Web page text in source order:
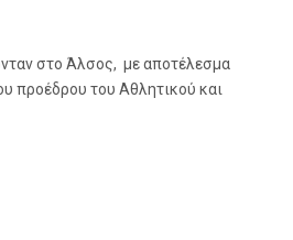
στο Άλσος, με αποτέλεσμα
προέδρου του Αθλητικού και